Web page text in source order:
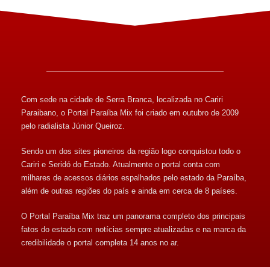
Com sede na cidade de Serra Branca, localizada no Cariri
Paraibano, o Portal Paraíba Mix foi criado em outubro de 2009
pelo radialista Júnior Queiroz.
Sendo um dos sites pioneiros da região logo conquistou todo o
Cariri e Seridó do Estado. Atualmente o portal conta com
milhares de acessos diários espalhados pelo estado da Paraíba,
além de outras regiões do país e ainda em cerca de 8 países.
O Portal Paraíba Mix traz um panorama completo dos principais
fatos do estado com notícias sempre atualizadas e na marca da
credibilidade o portal completa 14 anos no ar.